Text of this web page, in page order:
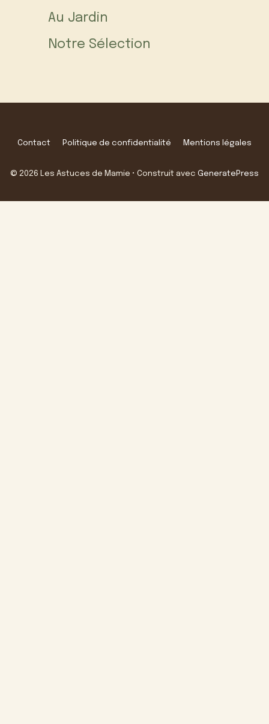
Au Jardin
Notre Sélection
Contact Politique de confidentialité Mentions légales
© 2026 Les Astuces de Mamie • Construit avec GeneratePress